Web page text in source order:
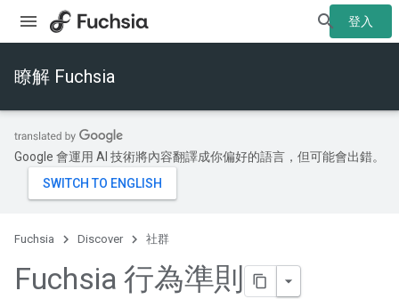
登入
瞭解 Fuchsia
Google 會運用 AI 技術將內容翻譯成你偏好的語言，但可能會出錯。
Fuchsia Discover 社群
Fuchsia 行為準則